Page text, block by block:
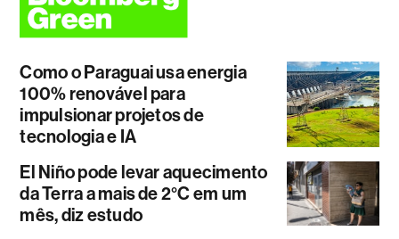
Como o Paraguai usa energia
100% renovável para
impulsionar projetos de
tecnologia e IA
El Niño pode levar aquecimento
da Terra a mais de 2°C em um
mês, diz estudo